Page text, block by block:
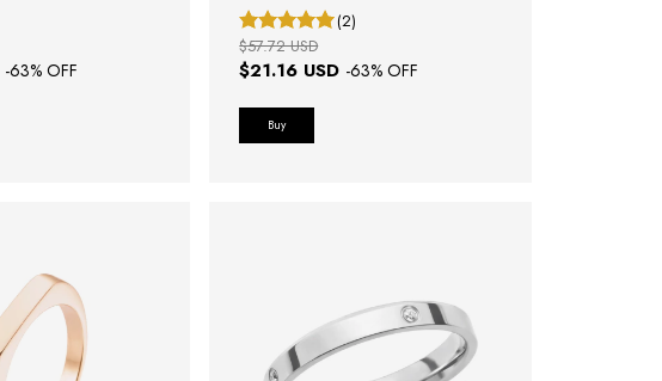
-63% OFF
(2)
$21.16 USD -63% OFF
$57.72 USD
Buy